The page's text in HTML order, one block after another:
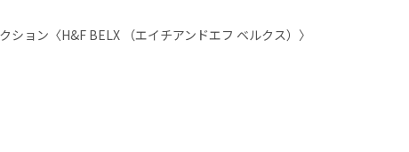
ョン〈H&F BELX （エイチアンドエフ ベルクス）〉